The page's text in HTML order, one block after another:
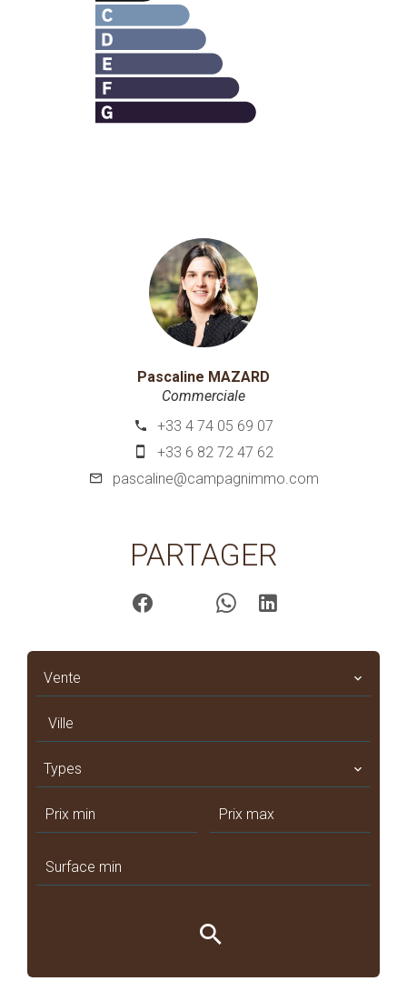
Pascaline MAZARD
Commerciale
+33 4 74 05 69 07
+33 6 82 72 47 62
pascaline@campagnimmo.com
PARTAGER
Vente
Ville
Types